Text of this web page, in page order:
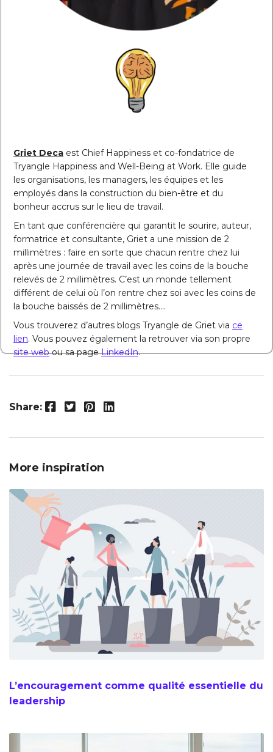
Griet Deca est Chief Happiness et co-fondatrice de
Tryangle Happiness and Well-Being at Work. Elle guide
les organisations, les managers, les équipes et les
employés dans la construction du bien-être et du
bonheur accrus sur le lieu de travail.
En tant que conférencière qui garantit le sourire, auteur,
formatrice et consultante, Griet a une mission de 2
millimètres : faire en sorte que chacun rentre chez lui
après une journée de travail avec les coins de la bouche
relevés de 2 millimètres. C’est un monde tellement
différent de celui où l’on rentre chez soi avec les coins de
la bouche baissés de 2 millimètres….
Vous trouverez d’autres blogs Tryangle de Griet via ce
lien. Vous pouvez également la retrouver via son propre
site webou sa pageLinkedIn.
Share: Facebook
Twitter
Pinterest
LinkedIn
More inspiration
L’encouragement comme qualité essentielle du
leadership